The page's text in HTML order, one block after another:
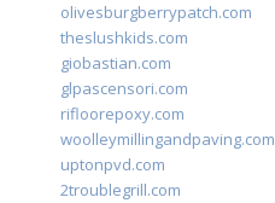
olivesburgberrypatch.com
theslushkids.com
giobastian.com
glpascensori.com
rifloorepoxy.com
woolleymillingandpaving.com
uptonpvd.com
2troublegrill.com